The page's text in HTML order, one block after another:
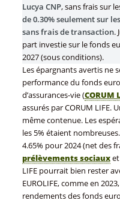
Lucya CNP, sans frais sur
de 0.30% seulement sur
sans frais de transaction.
part investie sur le fonds
2027 (sous conditions).
Les épargnants avertis ne
performance du fonds
d’assurances-vie (CORUM
assurés par CORUM LIFE.
même contenue. Les
les 5% étaient
4.65% pour 2024 (net des
prélèvements sociauxet
LIFE pourrait bien rester
EUROLIFE, comme en
rendements des fonds